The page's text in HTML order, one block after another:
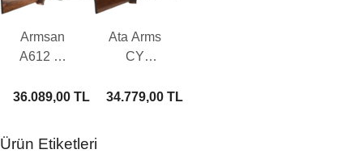
Armsan
A612 W
Av Tüfeği
36.089,00 TL
Ata Arms
CY
Otomatik
34.779,00 TL
Ürün Etiketleri